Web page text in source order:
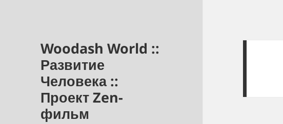
Woodash World ::
Развитие
Человека ::
Проект Zen-
фильм